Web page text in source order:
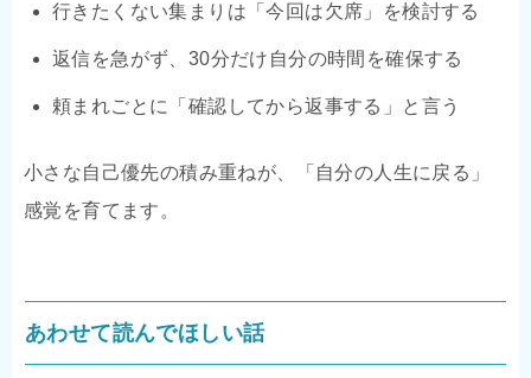
行きたくない集まりは「今回は欠席」を検討する
返信を急がず、30分だけ自分の時間を確保する
頼まれごとに「確認してから返事する」と言う
小さな自己優先の積み重ねが、「自分の人生に戻る」
感覚を育てます。
あわせて読んでほしい話